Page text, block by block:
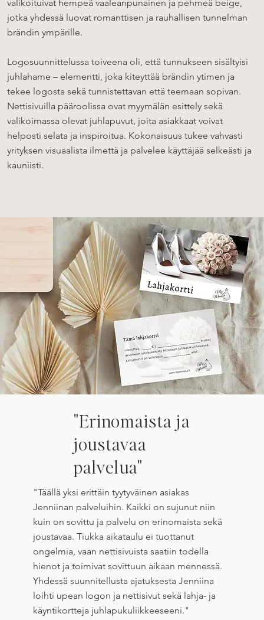
valikoituivat hempeä vaaleanpunainen ja pehmeä beige,
jotka yhdessä luovat romanttisen ja rauhallisen tunnelman
brändin ympärille.
Logosuunnittelussa toiveena oli, että tunnukseen sisältyisi
juhlahame – elementti, joka kiteyttää brändin ytimen ja
tekee logosta sekä tunnistettavan että teemaan sopivan.
Nettisivuilla pääroolissa ovat myymälän esittely sekä
valikoimassa olevat juhlapuvut, joita asiakkaat voivat
helposti selata ja inspiroitua. Kokonaisuus tukee vahvasti
yrityksen visuaalista ilmettä ja palvelee käyttäjää selkeästi ja
kauniisti.
"Erinomaista ja
joustavaa
palvelua"
"Täällä yksi erittäin tyytyväinen asiakas
Jenniinan palveluihin. Kaikki on sujunut niin
kuin on sovittu ja palvelu on erinomaista sekä
joustavaa. Tiukka aikataulu ei tuottanut
ongelmia, vaan nettisivuista saatiin todella
hienot ja toimivat sovittuun aikaan mennessä.
Yhdessä suunnitellusta ajatuksesta Jenniina
loihti upean logon ja nettisivut sekä lahja- ja
käyntikortteja juhlapukuliikkeeseeni."